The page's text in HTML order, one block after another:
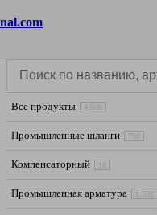
Все продукты 4 606
Промышленные шланги 708
Компенсаторный 18
Промышленная арматура 1 338